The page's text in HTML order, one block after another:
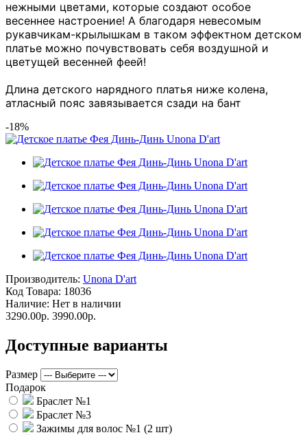
нежными цветами, которые создают особое
весеннее настроение! А благодаря невесомым
рукавчикам-крылышкам в таком эффектном детском
платье можно почувствовать себя воздушной и
цветущей весенней феей!
Длина детского нарядного платья ниже колена,
атласный пояс завязывается сзади на бант
-18%
Производитель: Unona D'art
Код Товара: 18036
Наличие: Нет в наличии
3290.00р. 3990.00р.
Доступные варианты
Размер
Подарок
Браслет №1
Браслет №3
Зажимы для волос №1 (2 шт)